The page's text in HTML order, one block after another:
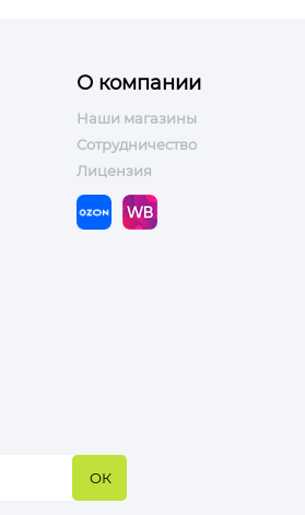
О компании
Наши магазины
Сотрудничество
Лицензия